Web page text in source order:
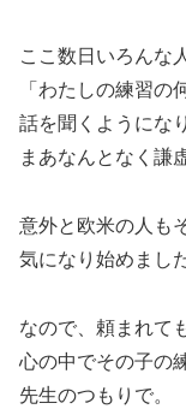
ここ数日いろんな
「わたしの練習の
話を聞くようになり
まあなんとなく謙
意外と欧米の人も
気になり始めまし
なので、頼まれて
心の中でその子の
先生のつもりで。